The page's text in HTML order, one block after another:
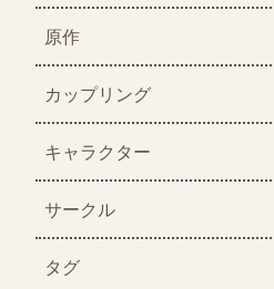
原作
カップリング
キャラクター
サークル
タグ